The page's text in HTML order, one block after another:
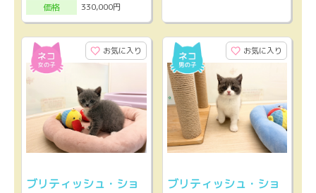
価格
330,000円
お気に入り
ブリティッシュ・ショ
お気に入り
ブリティッシュ・ショ